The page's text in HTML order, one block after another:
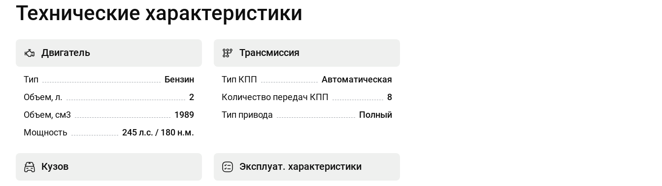
Технические характеристики
Двигатель
Тип
Бензин
Объем, л.
2
Объем, см3
1989
Мощность
245 л.с. / 180 н.м.
Трансмиссия
Тип КПП
Автоматическая
Количество передач КПП
8
Тип привода
Полный
Кузов Эксплуат. характеристики